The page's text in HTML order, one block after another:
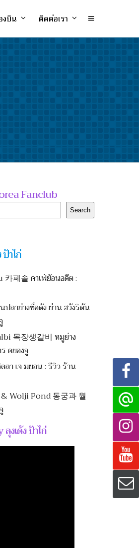
งบิน ติดต่อเรา
Fanclub
Search
าไก่
페솔 คาเฟ่ย้อนอดีต :
ลาย่างชื่อดัง ย่าน ฮวังริดัน
목장생갈비 หมูย่าง
คยองจู
า เจ มยอน : รีวิว ร้าน
Wolji Pond 동궁과 월
งเด้ง ป้าไก่